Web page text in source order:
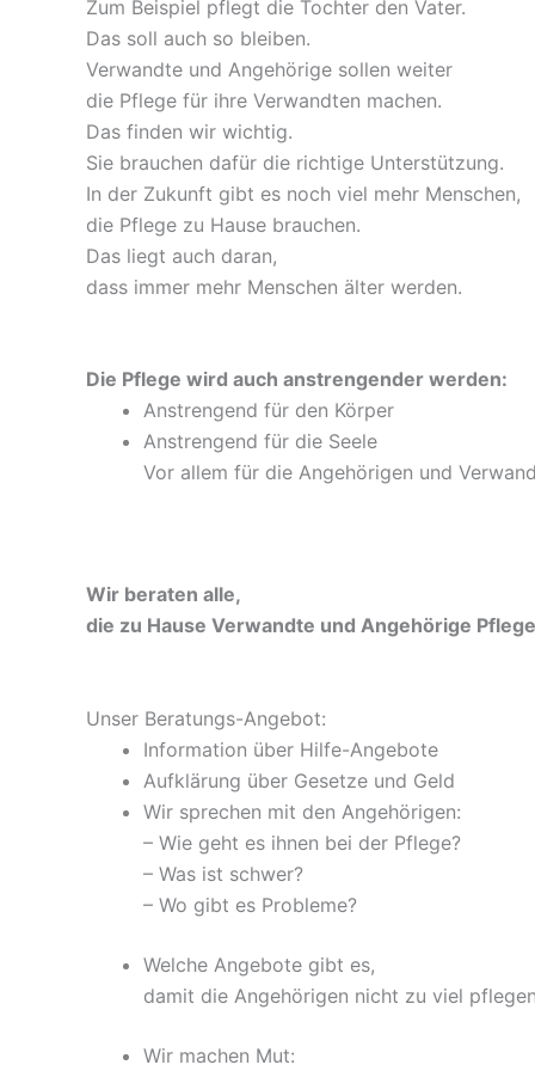
Zum Beispiel pflegt die Tochter den Vater.
Das soll auch so bleiben.
Verwandte und Angehörige sollen weiter
die Pflege für ihre Verwandten machen.
Das finden wir wichtig.
Sie brauchen dafür die richtige Unterstützung.
In der Zukunft gibt es noch viel mehr Menschen,
die Pflege zu Hause brauchen.
Das liegt auch daran,
dass immer mehr Menschen älter werden.
Die Pflege wird auch anstrengender werden:
Anstrengend für den Körper
Anstrengend für die Seele
Vor allem für die Angehörigen und
Wir beraten alle,
die zu Hause Verwandte und Angehörige
Unser Beratungs-Angebot:
Information über Hilfe-Angebote
Aufklärung über Gesetze und Geld
Wir sprechen mit den Angehörigen:
– Wie geht es ihnen bei der Pflege?
– Was ist schwer?
– Wo gibt es Probleme?
Welche Angebote gibt es,
damit die Angehörigen nicht zu viel
Wir machen Mut: